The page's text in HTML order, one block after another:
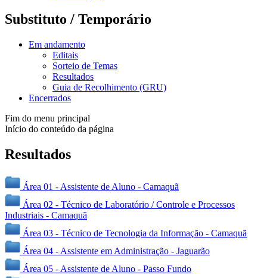
Substituto / Temporário
Em andamento
Editais
Sorteio de Temas
Resultados
Guia de Recolhimento (GRU)
Encerrados
Fim do menu principal
Início do conteúdo da página
Resultados
Área 01 - Assistente de Aluno - Camaquã
Área 02 - Técnico de Laboratório / Controle e Processos
Industriais - Camaquã
Área 03 - Técnico de Tecnologia da Informação - Camaquã
Área 04 - Assistente em Administração - Jaguarão
Área 05 - Assistente de Aluno - Passo Fundo